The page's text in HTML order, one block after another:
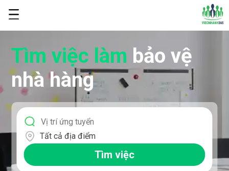
Tìm việc làm bảo vệ
nhà hàng
Tất cả địa điểm
Tìm việc